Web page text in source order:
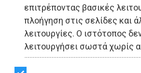
επιτρέποντας βασικές
πλοήγηση στις σελίδες και
λειτουργίες. Ο ιστότοπος
λειτουργήσει σωστά χωρίς